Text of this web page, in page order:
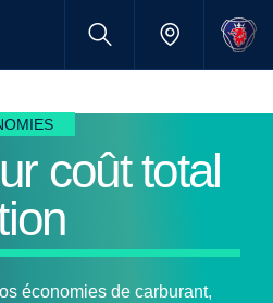
économies de carburant,